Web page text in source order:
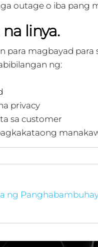
outage o iba pang
linya.
para magbayad para
ng:
privacy
sa customer
ng